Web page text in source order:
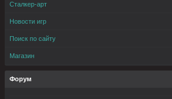
Сталкер-арт
Новости игр
Поиск по сайту
Магазин
Форум